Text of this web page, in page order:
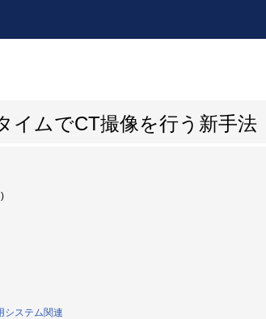
イムでCT撮像を行う新手法
システム関連